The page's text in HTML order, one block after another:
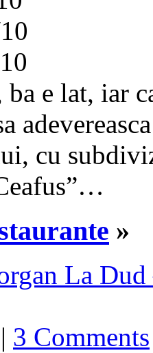
e lat, iar
cu
»
La
3 Comments